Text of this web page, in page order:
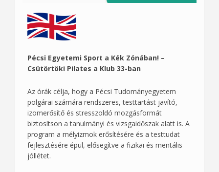
Pécsi Egyetemi Sport a Kék Zónában! –
Csütörtöki Pilates a Klub 33-ban
Az órák célja, hogy a Pécsi Tudományegyetem
polgárai számára rendszeres, testtartást javító,
izomerősítő és stresszoldó mozgásformát
biztosítson a tanulmányi és vizsgaidőszak alatt is. A
program a mélyizmok erősítésére és a testtudat
fejlesztésére épül, elősegítve a fizikai és mentális
jóllétet.